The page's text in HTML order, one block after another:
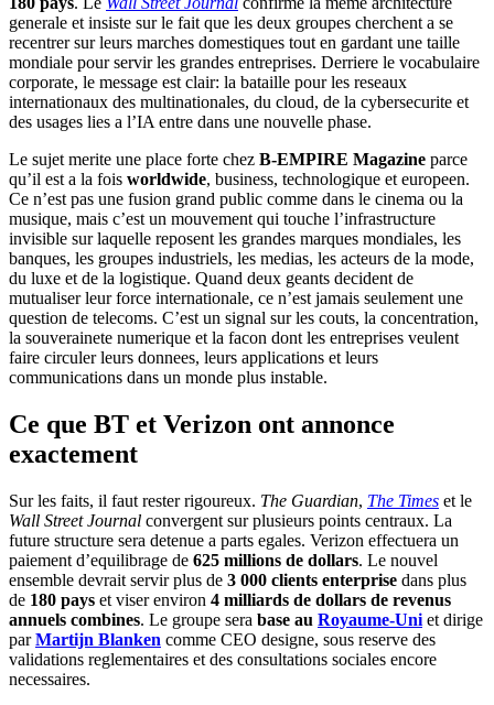
generale et insiste sur le fait que les deux groupes cherchent a se
recentrer sur leurs marches domestiques tout en gardant une taille
mondiale pour servir les grandes entreprises. Derriere le vocabulaire
corporate, le message est clair: la bataille pour les reseaux
internationaux des multinationales, du cloud, de la cybersecurite et
des usages lies a l’IA entre dans une nouvelle phase.
Le sujet merite une place forte chez B-EMPIRE Magazine parce
qu’il est a la fois worldwide, business, technologique et europeen.
Ce n’est pas une fusion grand public comme dans le cinema ou la
musique, mais c’est un mouvement qui touche l’infrastructure
invisible sur laquelle reposent les grandes marques mondiales, les
banques, les groupes industriels, les medias, les acteurs de la mode,
du luxe et de la logistique. Quand deux geants decident de
mutualiser leur force internationale, ce n’est jamais seulement une
question de telecoms. C’est un signal sur les couts, la concentration,
la souverainete numerique et la facon dont les entreprises veulent
faire circuler leurs donnees, leurs applications et leurs
communications dans un monde plus instable.
Ce que BT et Verizon ont annonce
exactement
Sur les faits, il faut rester rigoureux. The Guardian, The Times et le
Wall Street Journal convergent sur plusieurs points centraux. La
future structure sera detenue a parts egales. Verizon effectuera un
paiement d’equilibrage de 625 millions de dollars. Le nouvel
ensemble devrait servir plus de 3 000 clients enterprise dans plus
de 180 pays et viser environ 4 milliards de dollars de revenus
annuels combines. Le groupe sera base au Royaume-Uni et dirige
parMartijn Blanken comme CEO designe, sous reserve des
validations reglementaires et des consultations sociales encore
necessaires.